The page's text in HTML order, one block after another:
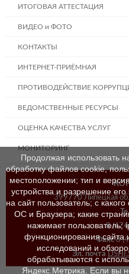
ИТОГОВАЯ АТТЕСТАЦИЯ
ВИДЕО и ФОТО
КОНТАКТЫ
ИНТЕРНЕТ-ПРИЁМНАЯ
ПРОТИВОДЕЙСТВИЕ
ВЕДОМСТВЕННЫЕ РЕСУРСЫ
ОЦЕНКА КАЧЕСТВА УСЛУГ
МОНИТОРИНГ
399770 Липецкая
8
Факс8
Эл. почта
Продолжая использовать
обработку файлов cookie,
местоположении; тип и
устройства и разрешение
на сайт пользователь; с
ОС и Браузера; какие
нажимает пользователь;
функционирования сайта
исследований и
обрабатываются с
Яндекс.Метрика. Если вы